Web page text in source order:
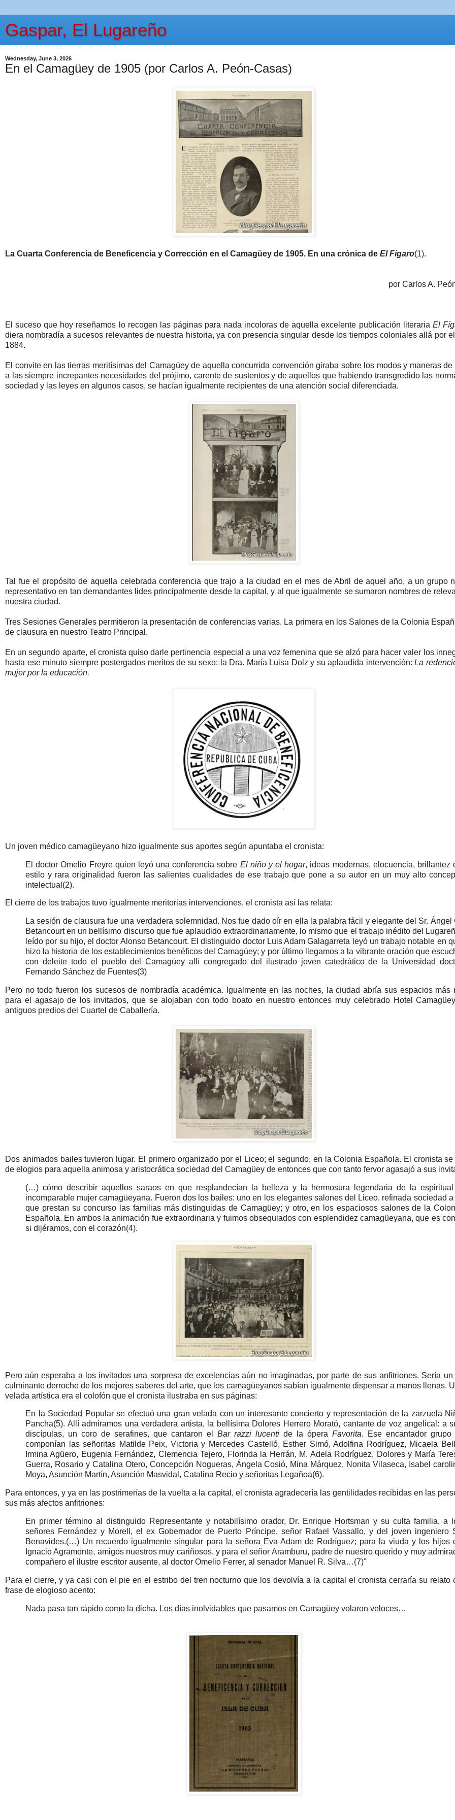
Gaspar, El Lugareño
Wednesday, June 3, 2026
En el Camagüey de 1905 (por Carlos A. Peón-Casas)
La Cuarta Conferencia de Beneficencia y Corrección en el Camagüey de 1905. En una crónica de El Fígaro(1).
por Carlos A.
El suceso que hoy reseñamos lo recogen las páginas para nada incoloras de aquella excelente publicación literaria El
diera nombradía a sucesos relevantes de nuestra historia, ya con presencia singular desde los tiempos coloniales allá por
1884.
El convite en las tierras meritísimas del Camagüey de aquella concurrida convención giraba sobre los modos y maneras de
a las siempre increpantes necesidades del prójimo, carente de sustentos y de aquellos que habiendo transgredido las
sociedad y las leyes en algunos casos, se hacían igualmente recipientes de una atención social diferenciada.
Tal fue el propósito de aquella celebrada conferencia que trajo a la ciudad en el mes de Abril de aquel año, a un grupo
representativo en tan demandantes lides principalmente desde la capital, y al que igualmente se sumaron nombres de
nuestra ciudad.
Tres Sesiones Generales permitieron la presentación de conferencias varias. La primera en los Salones de la Colonia
de clausura en nuestro Teatro Principal.
En un segundo aparte, el cronista quiso darle pertinencia especial a una voz femenina que se alzó para hacer valer los
hasta ese minuto siempre postergados meritos de su sexo: la Dra. María Luisa Dolz y su aplaudida intervención:La
mujer por la educación.
Un joven médico camagüeyano hizo igualmente sus aportes según apuntaba el cronista:
El doctor Omelio Freyre quien leyó una conferencia sobre El niño y el hogar, ideas modernas, elocuencia, brillantez
estilo y rara originalidad fueron las salientes cualidades de ese trabajo que pone a su autor en un muy alto
intelectual(2).
El cierre de los trabajos tuvo igualmente meritorias intervenciones, el cronista así las relata:
La sesión de clausura fue una verdadera solemnidad. Nos fue dado oír en ella la palabra fácil y elegante del Sr. Ángel
Betancourt en un bellísimo discurso que fue aplaudido extraordinariamente, lo mismo que el trabajo inédito del
leído por su hijo, el doctor Alonso Betancourt. El distinguido doctor Luis Adam Galagarreta leyó un trabajo notable en
hizo la historia de los establecimientos benéficos del Camagüey; y por último llegamos a la vibrante oración que
con deleite todo el pueblo del Camagüey allí congregado del ilustrado joven catedrático de la Universidad
Fernando Sánchez de Fuentes(3)
Pero no todo fueron los sucesos de nombradía académica. Igualmente en las noches, la ciudad abría sus espacios más
para el agasajo de los invitados, que se alojaban con todo boato en nuestro entonces muy celebrado Hotel
antiguos predios del Cuartel de Caballería.
Dos animados bailes tuvieron lugar. El primero organizado por el Liceo; el segundo, en la Colonia Española. El cronista se
de elogios para aquella animosa y aristocrática sociedad del Camagüey de entonces que con tanto fervor agasajó a sus
(…) cómo describir aquellos saraos en que resplandecían la belleza y la hermosura legendaria de la
incomparable mujer camagüeyana. Fueron dos los bailes: uno en los elegantes salones del Liceo, refinada sociedad a
que prestan su concurso las familias más distinguidas de Camagüey; y otro, en los espaciosos salones de la
Española. En ambos la animación fue extraordinaria y fuimos obsequiados con esplendidez camagüeyana, que es
si dijéramos, con el corazón(4).
Pero aún esperaba a los invitados una sorpresa de excelencias aún no imaginadas, por parte de sus anfitriones. Sería un
culminante derroche de los mejores saberes del arte, que los camagüeyanos sabían igualmente dispensar a manos llenas.
velada artística era el colofón que el cronista ilustraba en sus páginas:
En la Sociedad Popular se efectuó una gran velada con un interesante concierto y representación de la zarzuela
Pancha(5). Allí admiramos una verdadera artista, la bellísima Dolores Herrero Morató, cantante de voz angelical: a
discípulas, un coro de serafines, que cantaron el Bar razzi lucenti de la ópera Favorita. Ese encantador grupo
componían las señoritas Matilde Peix, Victoria y Mercedes Castelló, Esther Simó, Adolfina Rodríguez, Micaela
Irmina Agüero, Eugenia Fernández, Clemencia Tejero, Florinda la Herrán, M. Adela Rodríguez, Dolores y María
Guerra, Rosario y Catalina Otero, Concepción Nogueras, Ángela Cosió, Mina Márquez, Nonita Vilaseca, Isabel
Moya, Asunción Martín, Asunción Masvidal, Catalina Recio y señoritas Legañoa(6).
Para entonces, y ya en las postrimerías de la vuelta a la capital, el cronista agradecería las gentilidades recibidas en las
sus más afectos anfitriones:
En primer término al distinguido Representante y notabilísimo orador, Dr. Enrique Hortsman y su culta familia, a
señores Fernández y Morell, el ex Gobernador de Puerto Príncipe, señor Rafael Vassallo, y del joven ingeniero
Benavides.(…) Un recuerdo igualmente singular para la señora Eva Adam de Rodríguez; para la viuda y los hijos
Ignacio Agramonte, amigos nuestros muy cariñosos, y para el señor Aramburu, padre de nuestro querido y muy
compañero el ilustre escritor ausente, al doctor Omelio Ferrer, al senador Manuel R. Silva…(7)"
Para el cierre, y ya casi con el pie en el estribo del tren nocturno que los devolvía a la capital el cronista cerraría su relato
frase de elogioso acento:
Nada pasa tan rápido como la dicha. Los días inolvidables que pasamos en Camagüey volaron veloces…